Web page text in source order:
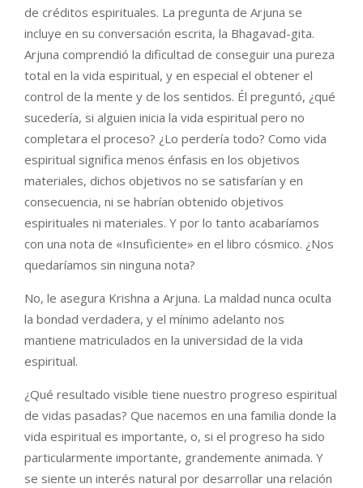
de créditos espirituales. La pregunta de Arjuna se
incluye en su conversación escrita, la Bhagavad-gita.
Arjuna comprendió la dificultad de conseguir una pureza
total en la vida espiritual, y en especial el obtener el
control de la mente y de los sentidos. Él preguntó, ¿qué
sucedería, si alguien inicia la vida espiritual pero no
completara el proceso? ¿Lo perdería todo? Como vida
espiritual significa menos énfasis en los objetivos
materiales, dichos objetivos no se satisfarían y en
consecuencia, ni se habrían obtenido objetivos
espirituales ni materiales. Y por lo tanto acabaríamos
con una nota de «Insuficiente» en el libro cósmico. ¿Nos
quedaríamos sin ninguna nota?
No, le asegura Krishna a Arjuna. La maldad nunca oculta
la bondad verdadera, y el mínimo adelanto nos
mantiene matriculados en la universidad de la vida
espiritual.
¿Qué resultado visible tiene nuestro progreso espiritual
de vidas pasadas? Que nacemos en una familia donde la
vida espiritual es importante, o, si el progreso ha sido
particularmente importante, grandemente animada. Y
se siente un interés natural por desarrollar una relación